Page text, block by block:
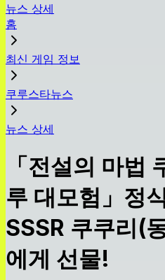
뉴스 상세
홈
최신 게임 정보
쿠루스타뉴스
뉴스 상세
「전설의 마법
루 대모험」정
SSSR 쿠쿠리(
에게 선물!